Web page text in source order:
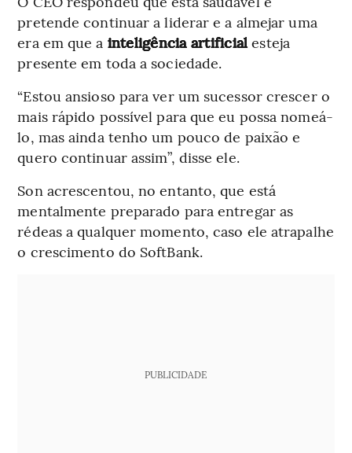
pretende continuar a liderar e a almejar uma
era em que a inteligência artificial esteja
presente em toda a sociedade.
“Estou ansioso para ver um sucessor crescer o
mais rápido possível para que eu possa nomeá-
lo, mas ainda tenho um pouco de paixão e
quero continuar assim”, disse ele.
Son acrescentou, no entanto, que está
mentalmente preparado para entregar as
rédeas a qualquer momento, caso ele atrapalhe
o crescimento do SoftBank.
PUBLICIDADE